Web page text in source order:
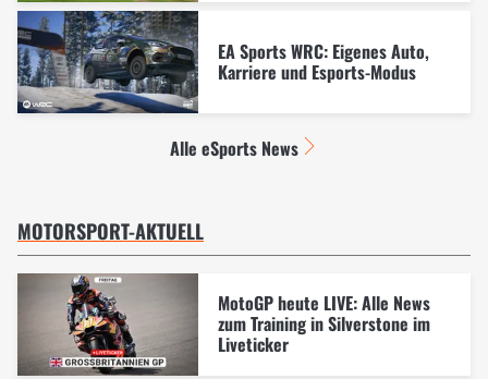
EA Sports WRC: Eigenes Auto,
Karriere und Esports-Modus
Alle eSports News
MOTORSPORT-AKTUELL
MotoGP heute LIVE: Alle News
zum Training in Silverstone im
Liveticker